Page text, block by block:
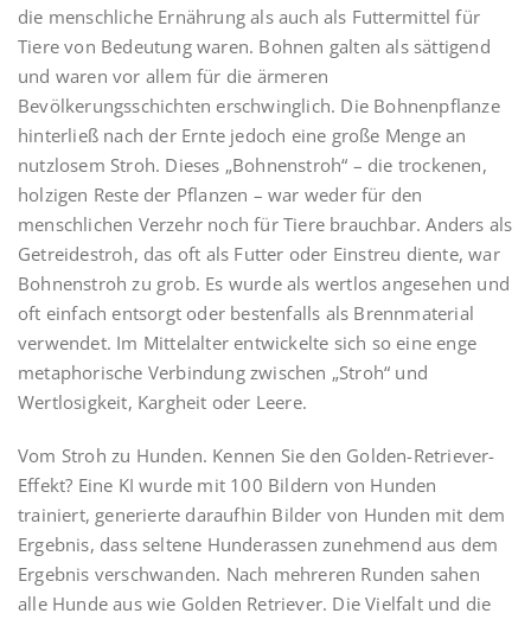
die menschliche Ernährung als auch als Futtermittel für
Tiere von Bedeutung waren. Bohnen galten als sättigend
und waren vor allem für die ärmeren
Bevölkerungsschichten erschwinglich. Die Bohnenpflanze
hinterließ nach der Ernte jedoch eine große Menge an
nutzlosem Stroh. Dieses „Bohnenstroh“ – die trockenen,
holzigen Reste der Pflanzen – war weder für den
menschlichen Verzehr noch für Tiere brauchbar. Anders als
Getreidestroh, das oft als Futter oder Einstreu diente, war
Bohnenstroh zu grob. Es wurde als wertlos angesehen und
oft einfach entsorgt oder bestenfalls als Brennmaterial
verwendet. Im Mittelalter entwickelte sich so eine enge
metaphorische Verbindung zwischen „Stroh“ und
Wertlosigkeit, Kargheit oder Leere.
Vom Stroh zu Hunden. Kennen Sie den Golden-Retriever-
Effekt? Eine KI wurde mit 100 Bildern von Hunden
trainiert, generierte daraufhin Bilder von Hunden mit dem
Ergebnis, dass seltene Hunderassen zunehmend aus dem
Ergebnis verschwanden. Nach mehreren Runden sahen
alle Hunde aus wie Golden Retriever. Die Vielfalt und die